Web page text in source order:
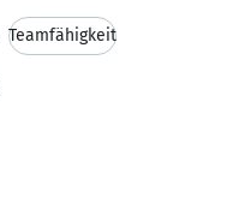
Teamfähigkeit